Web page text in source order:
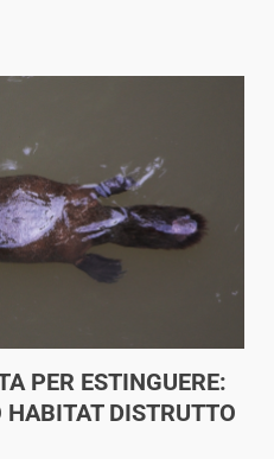
PER ESTINGUERE:
HABITAT DISTRUTTO